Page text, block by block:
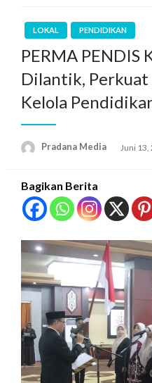
LOKAL PENDIDIKAN
PERMA PENDIS
Dilantik, Perkuat
Kelola
Pradana Media Juni 13,
Bagikan Berita